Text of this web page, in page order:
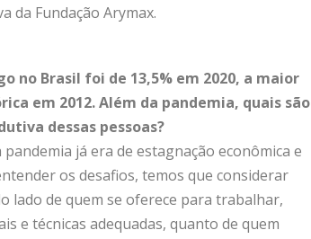
da Fundação Arymax.
no Brasil foi de 13,5% em 2020, a maior
em 2012. Além da pandemia, quais são
dessas pessoas?
já era de estagnação econômica e
os desafios, temos que considerar
lado de quem se oferece para trabalhar,
e técnicas adequadas, quanto de quem